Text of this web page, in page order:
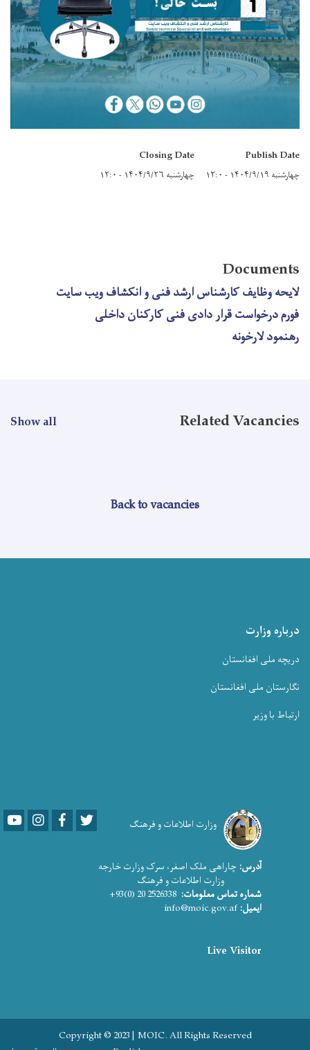
Publish Date
چهارشنبه ۱۴۰۴/۹/۱۹ - ۱۲:۰
Closing Date
چهارشنبه ۱۴۰۴/۹/۲۶ - ۱۲:۰
Documents
لایحه وظایف کارشناس ارشد فنی و انکشاف ویب سایت
فورم درخواست قرار دادی فنی کارکنان داخلی
رهنمود لارخونه
Related Vacancies
Show all
Back to vacancies
درباره وزارت
دریچه ملی افغانستان
نگارستان ملی افغانستان
ارتباط با وزیر
وزارت اطلاعات و فرهنگ YoutubeLinkedInFacebook
آدرس: چاراهی ملک اصغر، سرک وزارت خارجه
وزارت اطلاعات و فرهنگ
شماره تماس معلومات:
ایمیل:
Live Visitor
Copyright © 2023 | MOIC. All Rights Reserved